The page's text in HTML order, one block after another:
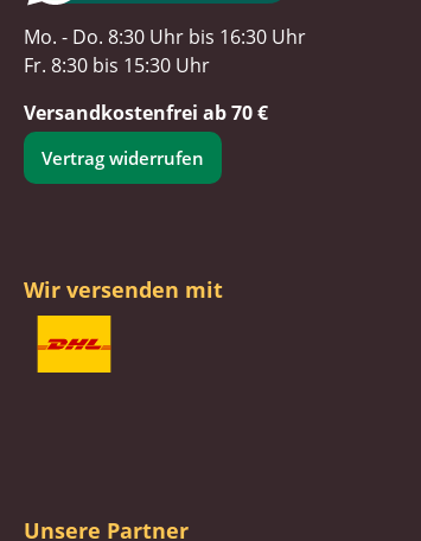
Mo. - Do. 8:30 Uhr bis 16:30 Uhr
Fr. 8:30 bis 15:30 Uhr
Versandkostenfrei ab 70 €
Vertrag widerrufen
Wir versenden mit
Unsere Partner